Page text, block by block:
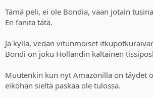
hierottaisi suoraan vasten kasvoja. Toki
on tässä kohtaa mahdotonta saada peliin
tulevaa Bond-näyttelijää ole vielä edes
sopimus on myös rauennut jo vuosikymmeniä
ollut jo aika pitkäänkin, mutta trailerin
sitä. Minulle Bond on aina ollut charmatti
Tämä peli, ei ole Bondia, vaan jotain
En fanita tätä.
Ja kyllä, vedän vitunmoiset
Bondi on joku Hollandin kaltainen
Muutenkin kun nyt Amazonilla on täydet
eiköhän sieltä paskaa ole tulossa.